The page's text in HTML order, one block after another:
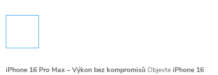
iPhone 16 Pro Max – Výkon bez kompromisů Objevte iPhone 16